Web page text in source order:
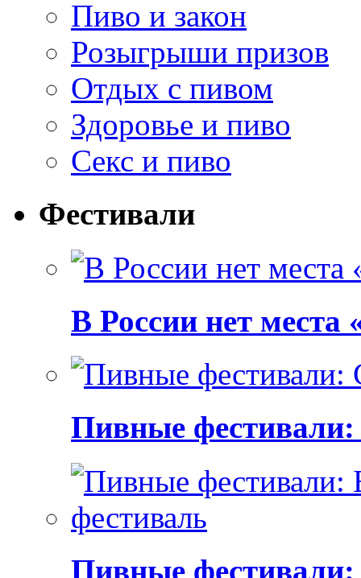
Пиво и закон
Розыгрыши призов
Отдых с пивом
Здоровье и пиво
Секс и пиво
Фестивали
В России нет места
Пивные фестивали:
Пивные